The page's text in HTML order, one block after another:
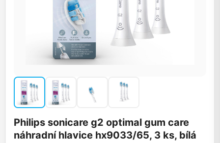
Philips sonicare g2 optimal gum care
náhradní hlavice hx9033/65, 3 ks, bílá